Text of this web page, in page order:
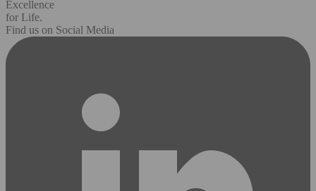
Excellence
for Life.
Find us on Social Media